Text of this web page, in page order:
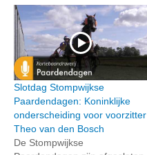
Slotdag Stompwijkse
Paardendagen: Koninklijke
onderscheiding voor voorzitter
Theo van den Bosch
De Stompwijkse